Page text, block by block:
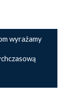
wyrażamy